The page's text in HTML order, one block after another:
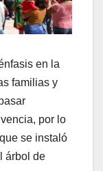
en la
familias y
por lo
se instaló
árbol de